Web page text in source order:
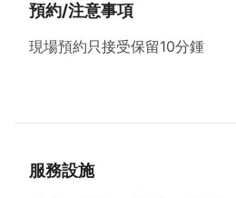
預約/注意事項
現場預約只接受保留10分鍾
服務設施